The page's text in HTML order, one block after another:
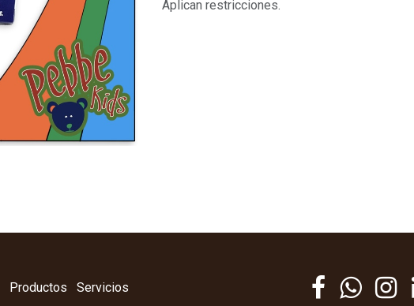
Aplican restricciones.
Productos Servicios